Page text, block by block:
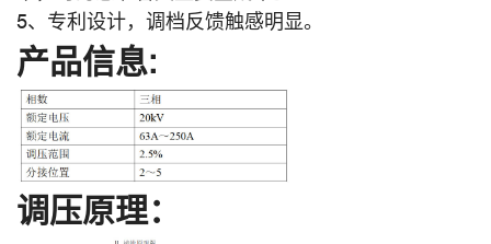
5、专利设计，调档反馈触感明显。
产品信息:
调压原理：